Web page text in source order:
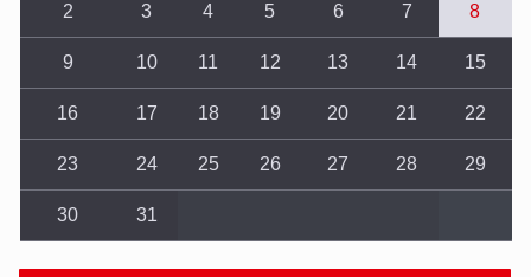
2 3 4 5 6 7 8
9 10 11 12 13 14 15
16 17 18 19 20 21 22
23 24 25 26 27 28 29
30 31